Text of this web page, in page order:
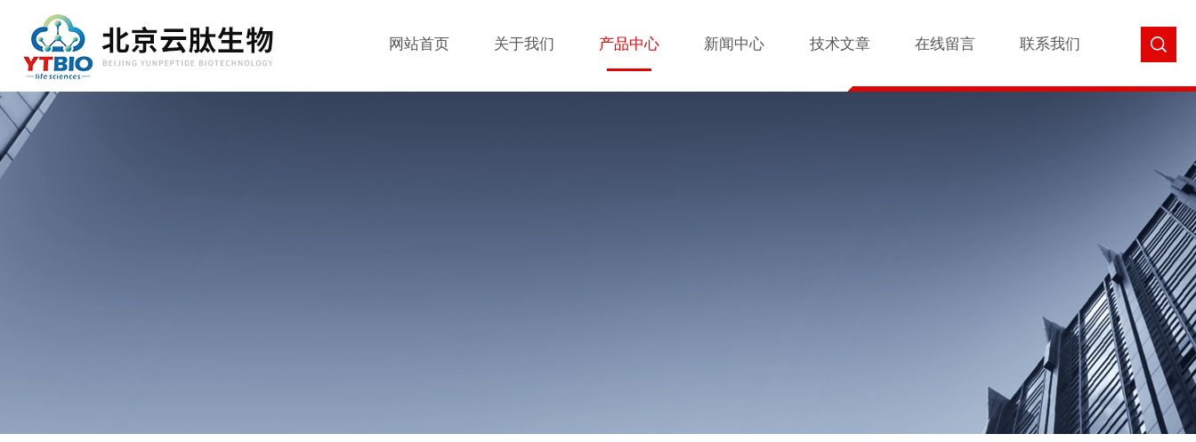
网站首页 关于我们 产品中心 新闻中心 技术文章 在线留言 联系我们